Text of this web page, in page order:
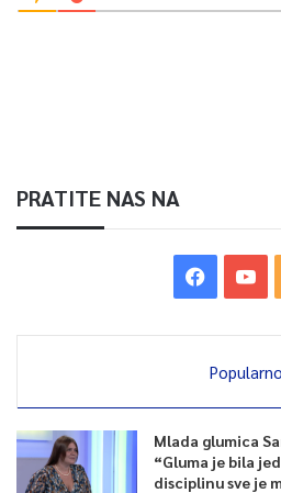
PRATITE NAS NA
Popularno
Mlada glumica
“Gluma je bila
disciplinu sve je